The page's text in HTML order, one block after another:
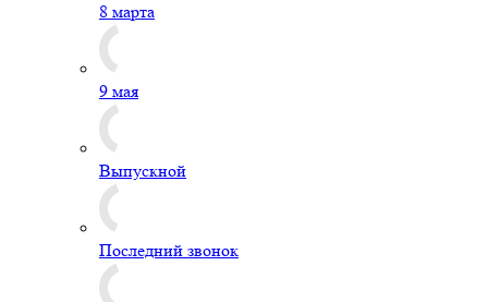
8 марта
9 мая
Выпускной
Последний звонок